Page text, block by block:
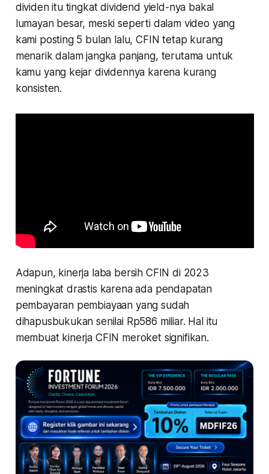
dividen itu tingkat dividend yield-nya bakal
lumayan besar, meski seperti dalam video yang
kami posting 5 bulan lalu, CFIN tetap kurang
menarik dalam jangka panjang, terutama untuk
kamu yang kejar dividennya karena kurang
konsisten.
Adapun, kinerja laba bersih CFIN di 2023
meningkat drastis karena ada pendapatan
pembayaran pembiayaan yang sudah
dihapusbukukan senilai Rp586 miliar. Hal itu
membuat kinerja CFIN meroket signifikan.